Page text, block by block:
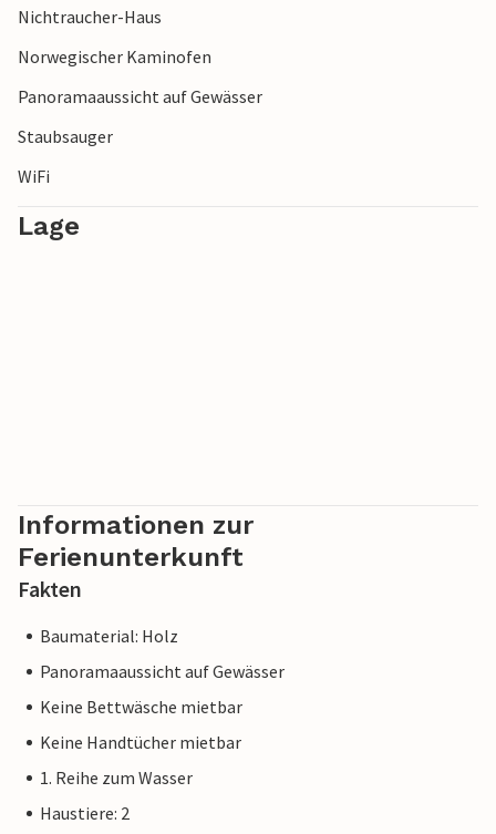
einen Tagesausflug nach Bergen.
Nichtraucher-Haus
Norwegischer Kaminofen
Panoramaaussicht auf Gewässer
Staubsauger
WiFi
Lage
Informationen zur
Ferienunterkunft
Fakten
Baumaterial: Holz
Panoramaaussicht auf Gewässer
Keine Bettwäsche mietbar
Keine Handtücher mietbar
1. Reihe zum Wasser
Haustiere: 2